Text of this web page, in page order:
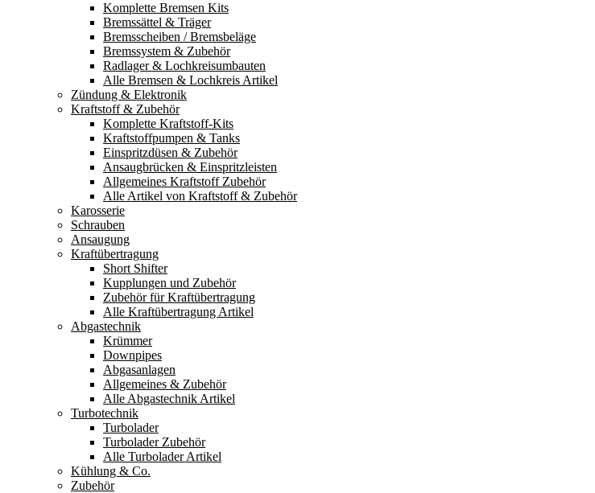
Komplette Bremsen Kits
Bremssättel & Träger
Bremsscheiben / Bremsbeläge
Bremssystem & Zubehör
Radlager & Lochkreisumbauten
Alle Bremsen & Lochkreis Artikel
Zündung & Elektronik
Kraftstoff & Zubehör
Komplette Kraftstoff-Kits
Kraftstoffpumpen & Tanks
Einspritzdüsen & Zubehör
Ansaugbrücken & Einspritzleisten
Allgemeines Kraftstoff Zubehör
Alle Artikel von Kraftstoff & Zubehör
Karosserie
Schrauben
Ansaugung
Kraftübertragung
Short Shifter
Kupplungen und Zubehör
Zubehör für Kraftübertragung
Alle Kraftübertragung Artikel
Abgastechnik
Krümmer
Downpipes
Abgasanlagen
Allgemeines & Zubehör
Alle Abgastechnik Artikel
Turbotechnik
Turbolader
Turbolader Zubehör
Alle Turbolader Artikel
Kühlung & Co.
Zubehör